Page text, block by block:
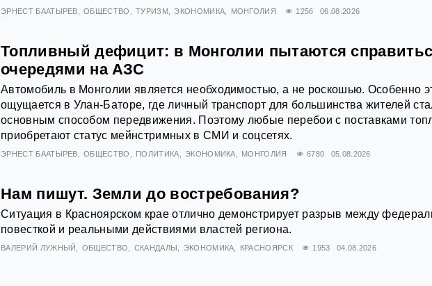
ЭРНЕСТ БААТЫРЕВ ОБЩЕСТВО ТУРИЗМ ЭКОНОМИКА МОНГОЛИЯ 1256 06.08.2026
Топливный дефицит: в Монголии пытаются
очередями на АЗС
Автомобиль в Монголии является необходимостью, а не роскошью. Особенно
ощущается в Улан-Баторе, где личный транспорт для большинства жителей
основным способом передвижения. Поэтому любые перебои с поставками
приобретают статус мейнстримных в СМИ и соцсетях.
ЭРНЕСТ БААТЫРЕВ ОБЩЕСТВО ПОЛИТИКА ЭКОНОМИКА МОНГОЛИЯ 6780 05.08.2026
Нам пишут. Земли до востребования?
Ситуация в Красноярском крае отлично демонстрирует разрыв между
повесткой и реальными действиями властей региона.
ВАЛЕРИЙ ЛУЖНЫЙ ОБЩЕСТВО СКАНДАЛЫ ЭКОНОМИКА КРАСНОЯРСК 1953 04.08.2026